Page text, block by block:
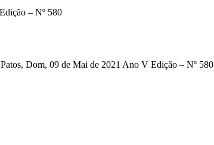
– Nº 580
Dom, 09 de Mai de 2021 Ano V Edição – Nº 580